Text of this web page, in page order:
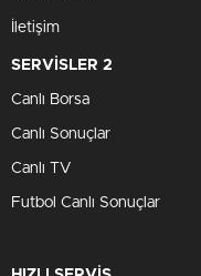
İletişim
SERVİSLER 2
Canlı Borsa
Canlı Sonuçlar
Canlı TV
Futbol Canlı Sonuçlar